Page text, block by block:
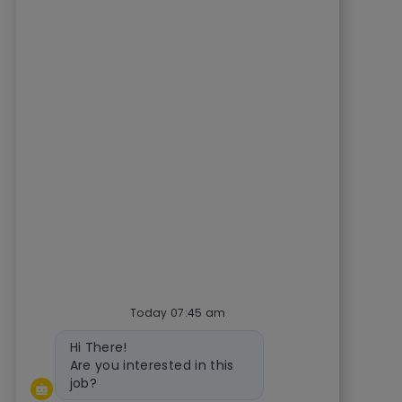
Today 07:45 am
Bot message
Hi There!
Are you interested in this
job?